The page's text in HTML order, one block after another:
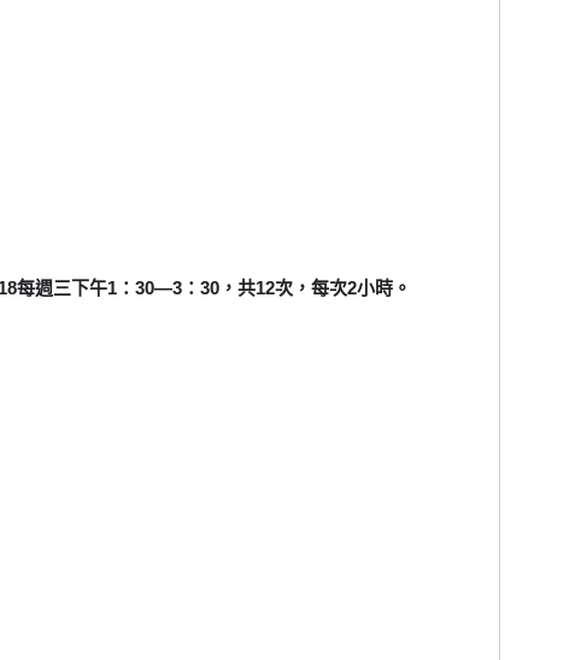
每週三下午1：30—3：30，共12次，每次2小時。